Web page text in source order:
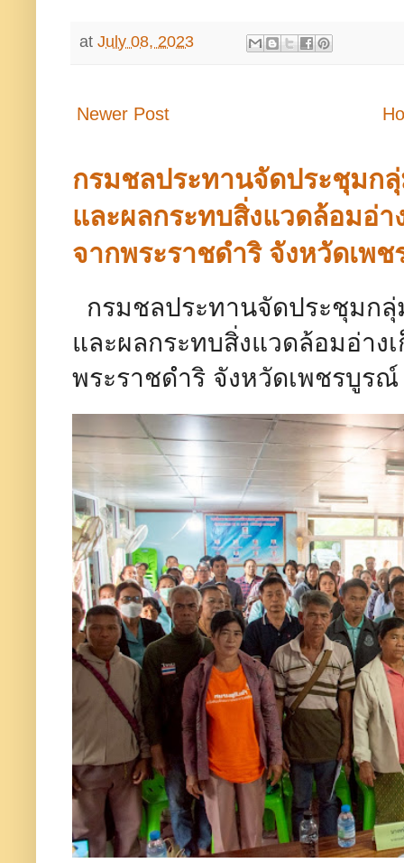
at July 08, 2023
Newer Post
กรมชลประทานจัดประชุมก
และผลกระทบสิ่งแวดล้อมอ่า
จากพระราชดำริ จังหวัดเพ
กรมชลประทานจัดประชุมก
และผลกระทบสิ่งแวดล้อมอ่าง
พระราชดำริ จังหวัดเพชร